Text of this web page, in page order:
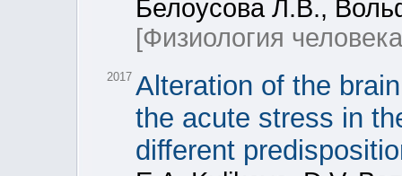
Белоусова Л.В.,
[Физиология
2017 Alteration of the
the acute stress in
different